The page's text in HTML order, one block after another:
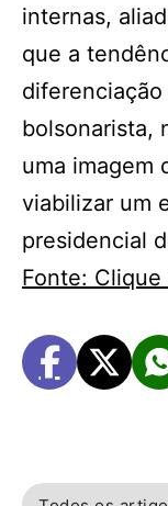
internas,
que a
bolsonarista,
uma imagem
viabilizar um
presidencial
Fonte: Clique